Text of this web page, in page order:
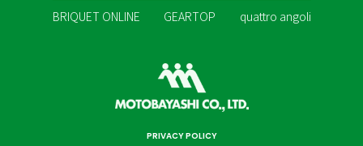
BRIQUET ONLINE GEARTOP quattro angoli
PRIVACY POLICY